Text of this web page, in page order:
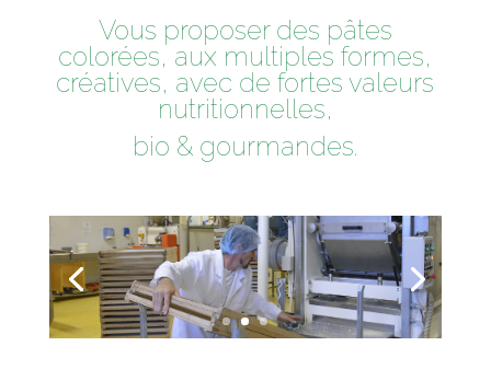
Vous proposer des pâtes
colorées, aux multiples formes,
créatives, avec de fortes valeurs
nutritionnelles,
bio & gourmandes.